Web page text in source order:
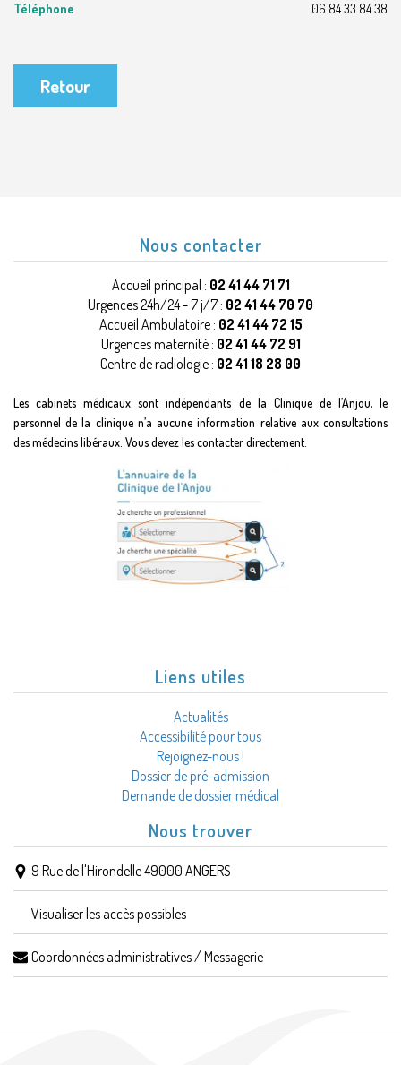
Téléphone 06 84 33 84 38
Retour
Nous contacter
Accueil principal : 02 41 44 71 71
Urgences 24h/24 - 7 j/7 : 02 41 44 70 70
Accueil Ambulatoire : 02 41 44 72 15
Urgences maternité : 02 41 44 72 91
Centre de radiologie : 02 41 18 28 00
Les cabinets médicaux sont indépendants de la Clinique de l’Anjou, le
personnel de la clinique n’a aucune information relative aux consultations
des médecins libéraux. Vous devez les contacter directement.
Liens utiles
Actualités
Accessibilité pour tous
Rejoignez-nous !
Dossier de pré-admission
Demande de dossier médical
Nous trouver
9 Rue de l'Hirondelle 49000 ANGERS
Visualiser les accès possibles
Coordonnées administratives / Messagerie